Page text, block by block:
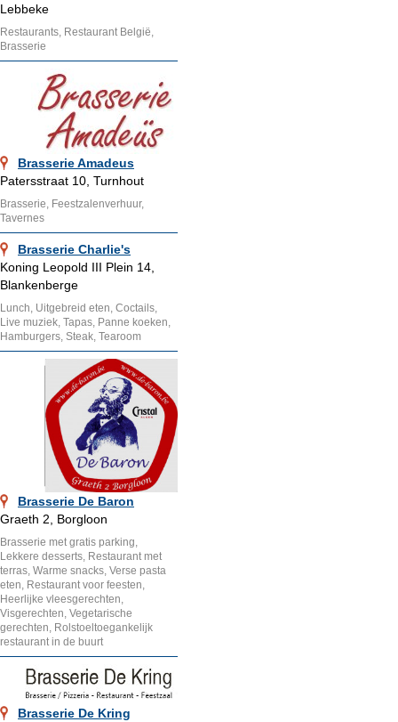
Lebbeke
Restaurants, Restaurant België,
Brasserie
Brasserie Amadeus
Patersstraat 10, Turnhout
Brasserie, Feestzalenverhuur,
Tavernes
Brasserie Charlie's
Koning Leopold III Plein 14,
Blankenberge
Lunch, Uitgebreid eten, Coctails,
Live muziek, Tapas, Panne koeken,
Hamburgers, Steak, Tearoom
Brasserie De Baron
Graeth 2, Borgloon
Brasserie met gratis parking,
Lekkere desserts, Restaurant met
terras, Warme snacks, Verse pasta
eten, Restaurant voor feesten,
Heerlijke vleesgerechten,
Visgerechten, Vegetarische
gerechten, Rolstoeltoegankelijk
restaurant in de buurt
Brasserie De Kring